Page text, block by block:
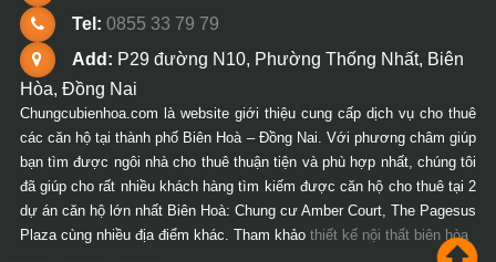
Tel: 0855 33 79 79
Add: P29 đường N10, Phường Thống Nhất, Biên
Hòa, Đồng Nai
Chungcubienhoa.com là website giới thiệu cung cấp dịch vụ cho thuê
các căn hộ tại thành phố Biên Hoà – Đồng Nai. Với phương châm giúp
bạn tìm được ngôi nhà cho thuê thuận tiện và phù hợp nhất, chúng tôi
đã giúp cho rất nhiều khách hàng tìm kiếm được căn hộ cho thuê tại 2
dự án căn hộ lớn nhất Biên Hoà: Chung cư Amber Court, The Pagesus
Plaza cùng nhiều địa điểm khác. Tham khảo thiết kế nội thất biên hòa